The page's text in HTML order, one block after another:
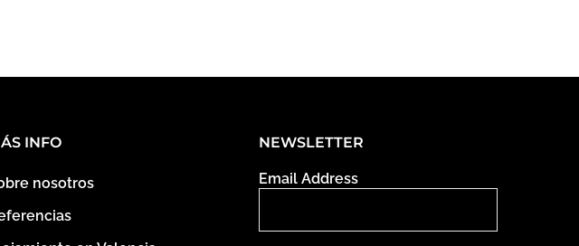
INFO
nosotros
NEWSLETTER
Email Address